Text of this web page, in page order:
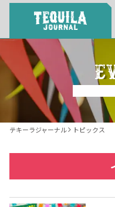
About
テキーラとは
テキーラマーケット
テキーラジャーナル トピックス